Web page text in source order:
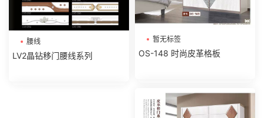
腰线
LV2晶钻移门腰线系列
暂无标签
OS-148 时尚皮革格板